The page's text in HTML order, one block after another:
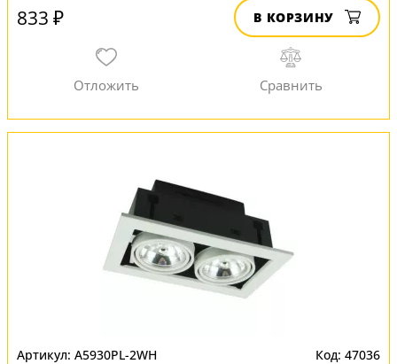
833 ₽ В КОРЗИНУ
A5930PL-2WH 47036